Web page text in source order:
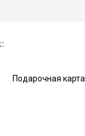
Подарочная карта